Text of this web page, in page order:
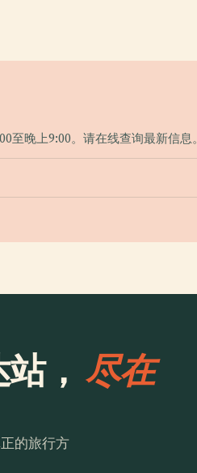
至晚上9:00。请在线查询最新信息。
， 尽在
的旅行方